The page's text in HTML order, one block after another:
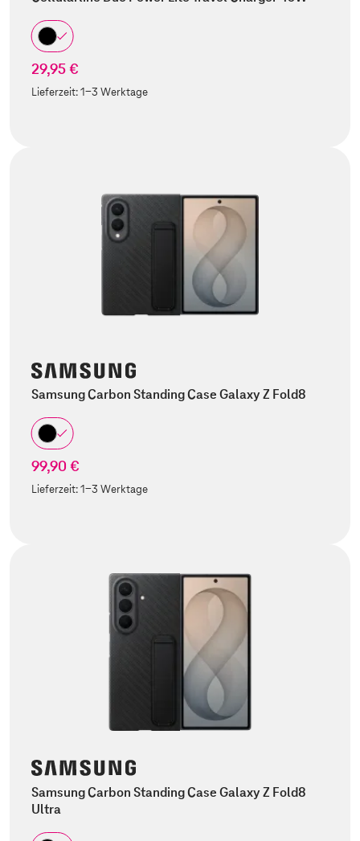
29,95 €
Lieferzeit:1-3 Werktage
Samsung Carbon Standing Case Galaxy Z Fold8
99,90 €
Lieferzeit:1-3 Werktage
Samsung Carbon Standing Case Galaxy Z Fold8
Ultra